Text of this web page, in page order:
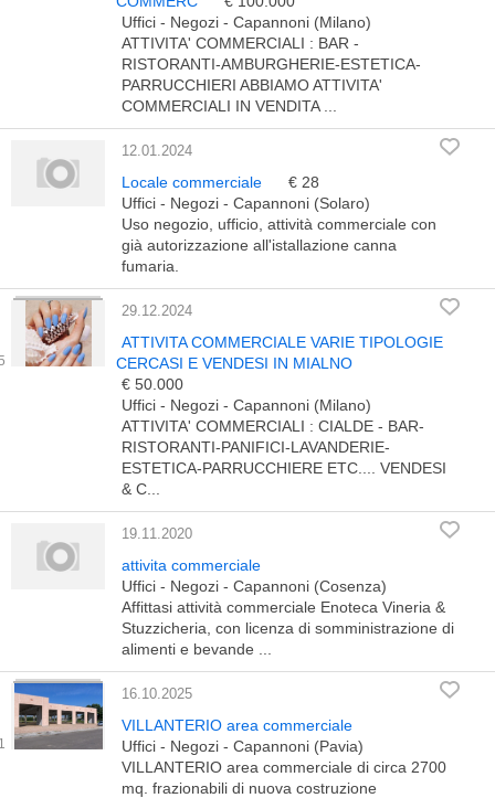
Uffici - Negozi - Capannoni (Milano)
ATTIVITA' COMMERCIALI : BAR -
RISTORANTI-AMBURGHERIE-ESTETICA-
PARRUCCHIERI ABBIAMO ATTIVITA'
COMMERCIALI IN VENDITA ...
12.01.2024
Locale commerciale
€ 28
Uffici - Negozi - Capannoni (Solaro)
Uso negozio, ufficio, attività commerciale con
già autorizzazione all'istallazione canna
fumaria.
29.12.2024
ATTIVITA COMMERCIALE VARIE TIPOLOGIE
CERCASI E VENDESI IN MIALNO
€ 50.000
Uffici - Negozi - Capannoni (Milano)
ATTIVITA' COMMERCIALI : CIALDE - BAR-
RISTORANTI-PANIFICI-LAVANDERIE-
ESTETICA-PARRUCCHIERE ETC.... VENDESI
& C...
19.11.2020
attivita commerciale
Uffici - Negozi - Capannoni (Cosenza)
Affittasi attività commerciale Enoteca Vineria &
Stuzzicheria, con licenza di somministrazione di
alimenti e bevande ...
16.10.2025
VILLANTERIO area commerciale
Uffici - Negozi - Capannoni (Pavia)
VILLANTERIO area commerciale di circa 2700
mq. frazionabili di nuova costruzione